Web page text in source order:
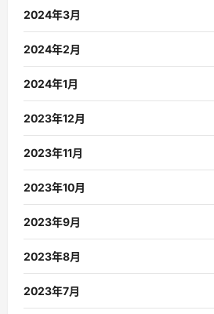
2024年3月
2024年2月
2024年1月
2023年12月
2023年11月
2023年10月
2023年9月
2023年8月
2023年7月